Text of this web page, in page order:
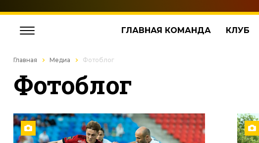
ГЛАВНАЯ КОМАНДА КЛУБ
Главная Медиа Фотоблог
Фотоблог